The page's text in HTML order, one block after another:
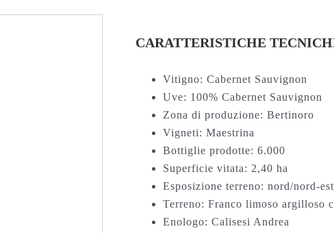
CARATTERISTICHE
Vitigno: Cabernet Sauvignon
Uve: 100% Cabernet Sauvignon
Zona di produzione: Bertinoro
Vigneti: Maestrina
Bottiglie prodotte: 6.000
Superficie vitata: 2,40 ha
Esposizione terreno: nord/nord-est
Terreno: Franco limoso argilloso
Enologo: Calisesi Andrea